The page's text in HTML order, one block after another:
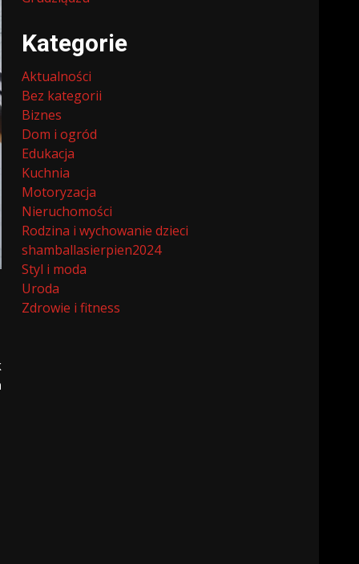
Kategorie
Aktualności
Bez kategorii
Biznes
Dom i ogród
Edukacja
Kuchnia
Motoryzacja
Nieruchomości
Rodzina i wychowanie dzieci
shamballasierpien2024
Styl i moda
Uroda
Zdrowie i fitness